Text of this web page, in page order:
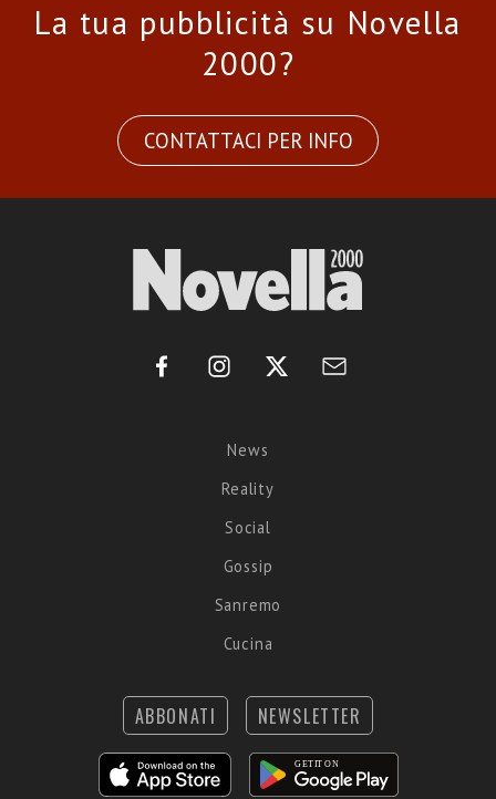
La tua pubblicità su Novella
2000?
CONTATTACI PER INFO
News
Reality
Social
Gossip
Sanremo
Cucina
ABBONATI NEWSLETTER